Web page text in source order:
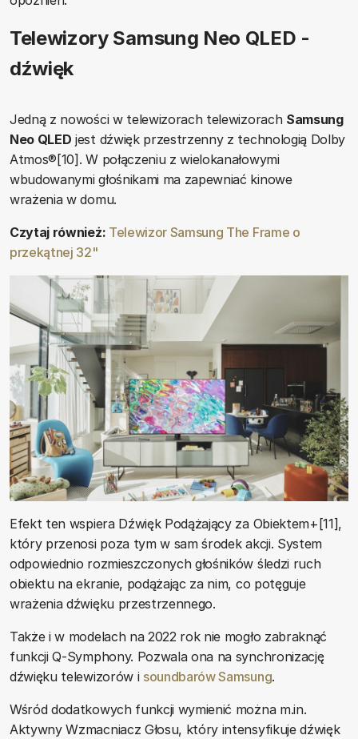
Telewizory Samsung Neo QLED -
dźwięk
Jedną z nowości w telewizorach telewizorach Samsung
Neo QLED jest dźwięk przestrzenny z technologią Dolby
Atmos®[10]. W połączeniu z wielokanałowymi
wbudowanymi głośnikami ma zapewniać kinowe
wrażenia w domu.
Czytaj również: Telewizor Samsung The Frame o
przekątnej 32"
Efekt ten wspiera Dźwięk Podążający za Obiektem+[11],
który przenosi poza tym w sam środek akcji. System
odpowiednio rozmieszczonych głośników śledzi ruch
obiektu na ekranie, podążając za nim, co potęguje
wrażenia dźwięku przestrzennego.
Także i w modelach na 2022 rok nie mogło zabraknąć
funkcji Q-Symphony. Pozwala ona na synchronizację
dźwięku telewizorów i soundbarów Samsung.
Wśród dodatkowych funkcji wymienić można m.in.
Aktywny Wzmacniacz Głosu, który intensyfikuje dźwięk